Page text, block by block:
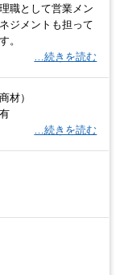
職として営業メン
ジメントも担って
。
…続きを読む
材）
…続きを読む